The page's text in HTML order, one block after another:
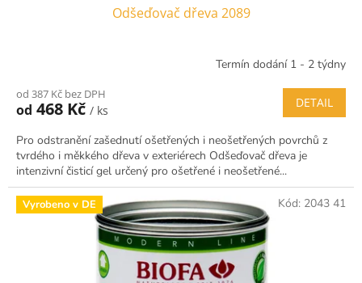
Odšeďovač dřeva 2089
Termín dodání 1 - 2 týdny
od 387 Kč bez DPH
od 468 Kč / ks
DETAIL
Pro odstranění zašednutí ošetřených i neošetřených povrchů z
tvrdého i měkkého dřeva v exteriérech Odšeďovač dřeva je
intenzivní čisticí gel určený pro ošetřené i neošetřené...
Vyrobeno v DE Kód: 2043 41